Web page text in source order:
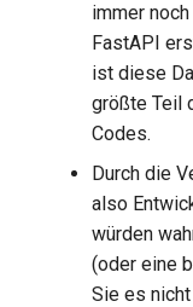
immer
FastAPI
ist diese
größte Teil
Codes.
Durch die
also
würden
(oder eine
Sie es